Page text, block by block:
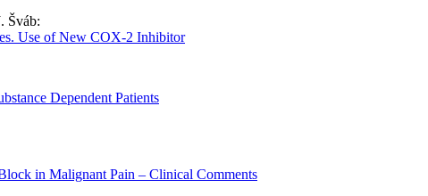
Šváb:
Use of New COX-2 Inhibitor
Dependent Patients
in Malignant Pain – Clinical Comments